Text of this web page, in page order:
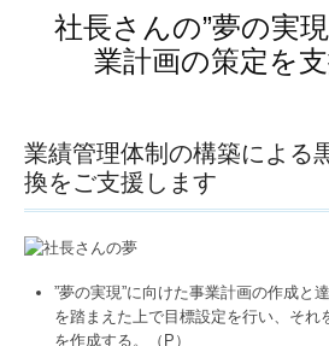
事務所紹介
職員紹介
料金案内
お客様の声
監査担当から貴社へ動画配信中
社長さんの”夢の実
業計画の策定を
業績管理体制の構築による
換をご支援します
”夢の実現”に向けた事業計画の作成と
を踏まえた上で目標設定を行い、それ
を作成する。（P）